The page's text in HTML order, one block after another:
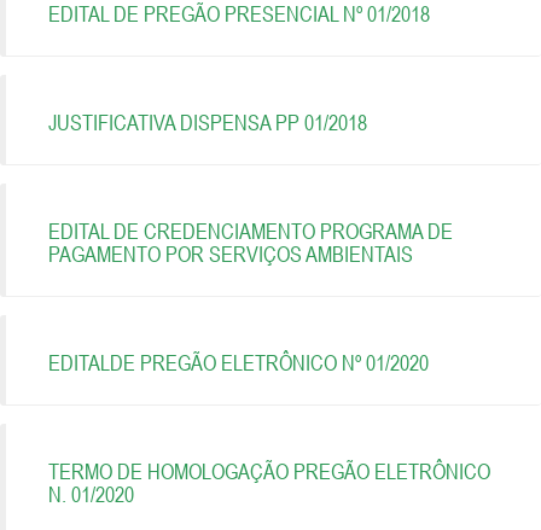
EDITAL DE PREGÃO PRESENCIAL Nº 01/2018
JUSTIFICATIVA DISPENSA PP 01/2018
EDITAL DE CREDENCIAMENTO PROGRAMA DE
PAGAMENTO POR SERVIÇOS AMBIENTAIS
EDITALDE PREGÃO ELETRÔNICO Nº 01/2020
TERMO DE HOMOLOGAÇÃO PREGÃO ELETRÔNICO
N. 01/2020